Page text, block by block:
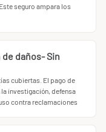
fundadas o no, a
ajusten al
civil puede
una imagen
clientes.
seguro ampara los
daños- Sin
cubiertas. El pago de
investigación, defensa
contra reclamaciones